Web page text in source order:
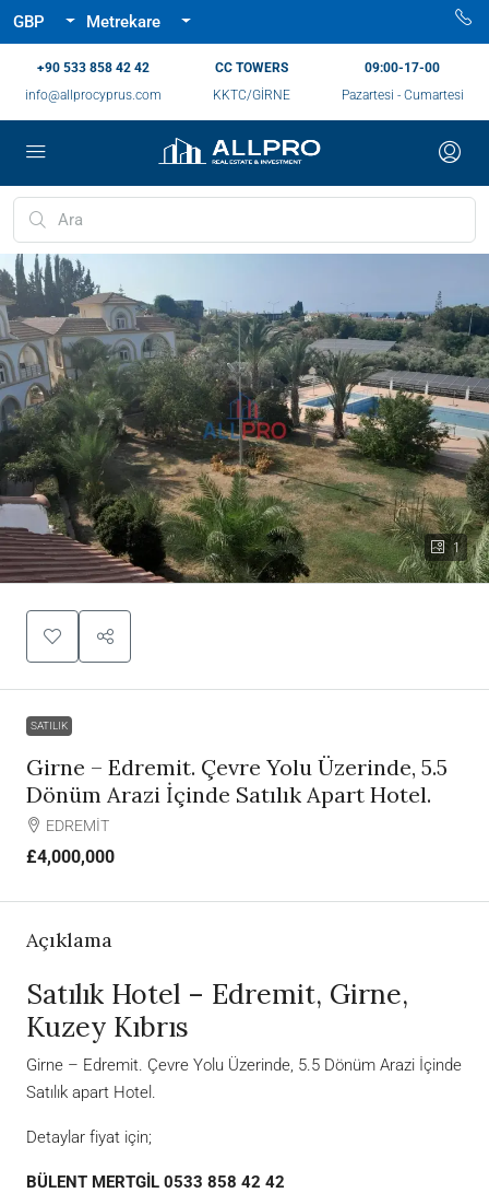
GBP Metrekare
‪+90 533 858 42 42‬
info@allprocyprus.com
CC TOWERS
KKTC/GİRNE
09:00-17-00
Pazartesi - Cumartesi
1
SATILIK
Girne – Edremit. Çevre Yolu Üzerinde, 5.5
Dönüm Arazi İçinde Satılık Apart Hotel.
EDREMİT
£4,000,000
Açıklama
Satılık Hotel – Edremit, Girne,
Kuzey Kıbrıs
Girne – Edremit. Çevre Yolu Üzerinde, 5.5 Dönüm Arazi İçinde
Satılık apart Hotel.
Detaylar fiyat için;
BÜLENT MERTGİL 0533 858 42 42